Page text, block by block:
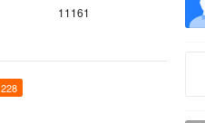
11161
228